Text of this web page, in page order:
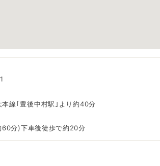
線｢豊後中村駅｣より約40分
分)下車後徒歩で約20分